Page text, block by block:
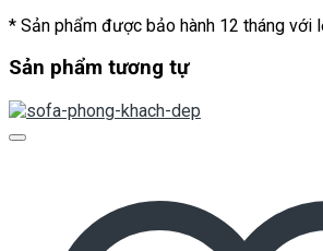
* Sản phẩm được bảo hành 12 tháng với
Sản phẩm tương tự